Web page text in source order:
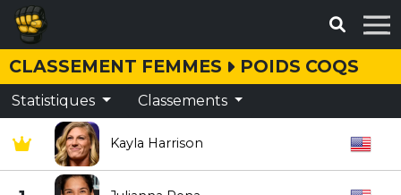
CLASSEMENT FEMMES POIDS COQS
Statistiques Classements
Kayla Harrison